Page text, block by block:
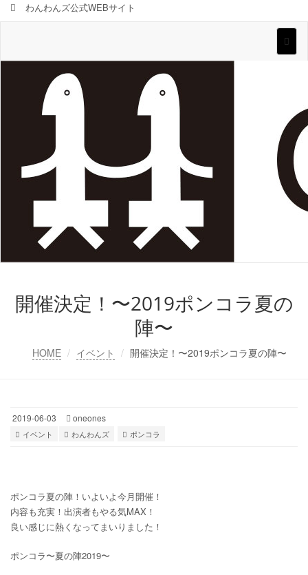
わんわんズ公式WEBサイト
開催決定！〜2019ポンコラ夏の
陣〜
HOME イベント 開催決定！〜2019ポンコラ夏の陣〜
2019-06-03 oneones
イベント わんわんズ ポンコラ
ポンコラ夏の陣！いよいよ今月開催！
内容も充実！出演者もやる気MAX！
良い感じに熱くなってまいりました！
ポンコラ〜夏の陣2019〜